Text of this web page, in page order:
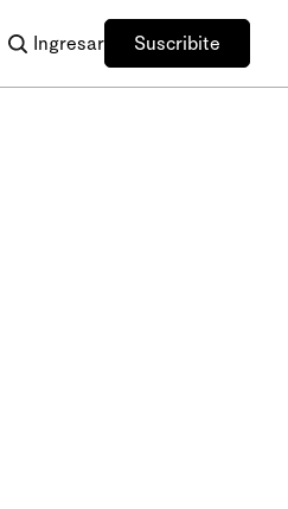
Ingresar Suscribite